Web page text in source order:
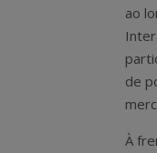
ao
de
À